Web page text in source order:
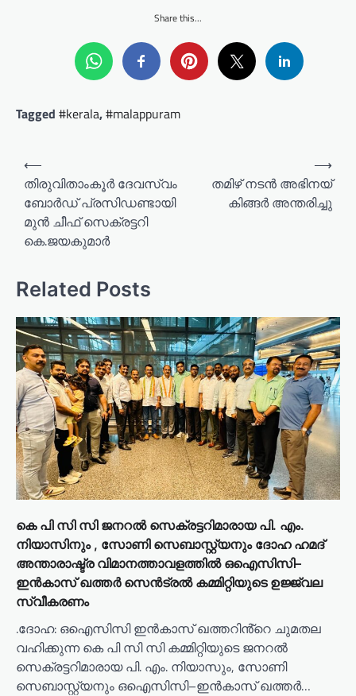
Share this...
Tagged #kerala,#malappuram
P
a
i
g
a
t
i
o
n
⟵
തിരുവിതാംകൂർ ദേവസ്വം
ബോർഡ് പ്രസിഡണ്ടായി
മുൻ ചീഫ് സെക്രട്ടറി
കെ.ജയകുമാർ
തമിഴ് നടൻ അഭിനയ്
കിങ്ങർ അന്തരിച്ചു
⟶
Related Posts
കെ പി സി സി ജനറൽ സെക്രട്ടറിമാരായ പി. എം.
നിയാസിനും , സോണി സെബാസ്റ്റ്യനും ദോഹ ഹമദ്
അന്താരാഷ്ട്ര വിമാനത്താവളത്തിൽ ഒഐസിസി–
ഇൻകാസ് ഖത്തർ സെൻട്രൽ കമ്മിറ്റിയുടെ ഉജ്ജ്വല
സ്വീകരണം
.ദോഹ: ഒഐസിസി ഇൻകാസ് ഖത്തറിൻ്റെ ചുമതല
വഹിക്കുന്ന കെ പി സി സി കമ്മിറ്റിയുടെ ജനറൽ
സെക്രട്ടറിമാരായ പി. എം. നിയാസും, സോണി
സെബാസ്റ്റ്യനും ഒഐസിസി–ഇൻകാസ് ഖത്തർ…